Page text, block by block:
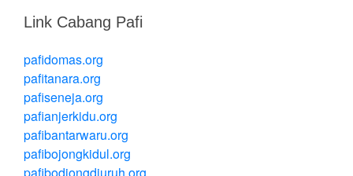
Link Cabang Pafi
pafidomas.org
pafitanara.org
pafiseneja.org
pafianjerkidu.org
pafibantarwaru.org
pafibojongkidul.org